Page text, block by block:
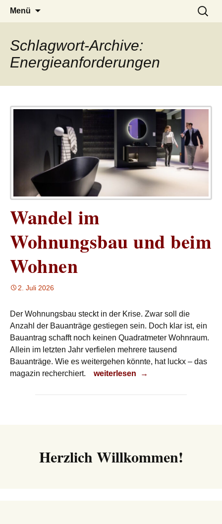
LUCKX
– das Magazin
Menü
Suchen
nach:
Schlagwort-Archive:
Energieanforderungen
Wandel im
Wohnungsbau und beim
Wohnen
2. Juli 2026
Der Wohnungsbau steckt in der Krise. Zwar soll die
Anzahl der Bauanträge gestiegen sein. Doch klar ist, ein
Bauantrag schafft noch keinen Quadratmeter Wohnraum.
Allein im letzten Jahr verfielen mehrere tausend
Bauanträge. Wie es weitergehen könnte, hat luckx – das
magazin recherchiert.
Wandel im Wohnungsbau und
weiterlesen →
Herzlich Willkommen!